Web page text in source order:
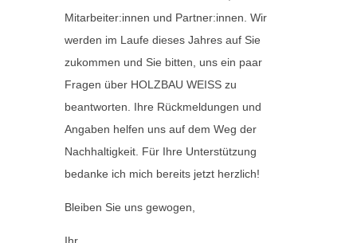
Mitarbeiter:innen und Partner:innen. Wir
werden im Laufe dieses Jahres auf Sie
zukommen und Sie bitten, uns ein paar
Fragen über HOLZBAU WEISS zu
beantworten. Ihre Rückmeldungen und
Angaben helfen uns auf dem Weg der
Nachhaltigkeit. Für Ihre Unterstützung
bedanke ich mich bereits jetzt herzlich!
Bleiben Sie uns gewogen,